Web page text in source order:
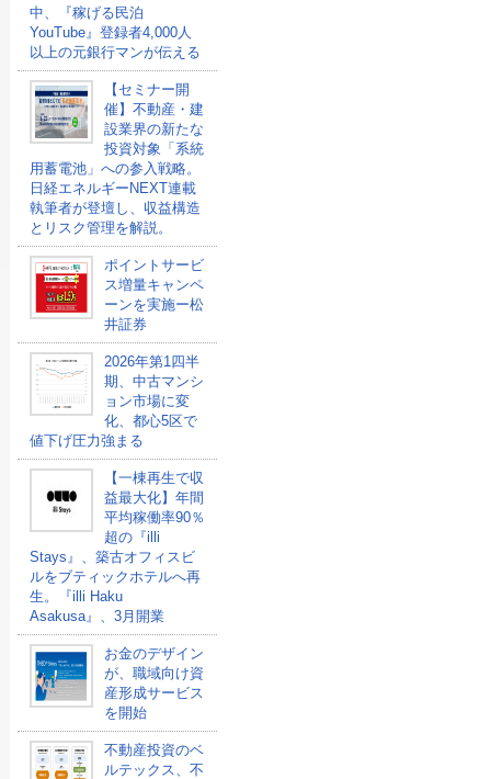
中、『稼げる民泊
YouTube』登録者4,000人
以上の元銀行マンが伝える
【セミナー開
催】不動産・建
設業界の新たな
投資対象「系統
用蓄電池」への参入戦略。
日経エネルギーNEXT連載
執筆者が登壇し、収益構造
とリスク管理を解説。
ポイントサービ
ス増量キャンペ
ーンを実施ー松
井証券
2026年第1四半
期、中古マンシ
ョン市場に変
化、都心5区で
値下げ圧力強まる
【一棟再生で収
益最大化】年間
平均稼働率90％
超の『illi
Stays』、築古オフィスビ
ルをブティックホテルへ再
生。『illi Haku
Asakusa』、3月開業
お金のデザイン
が、職域向け資
産形成サービス
を開始
不動産投資のベ
ルテックス、不